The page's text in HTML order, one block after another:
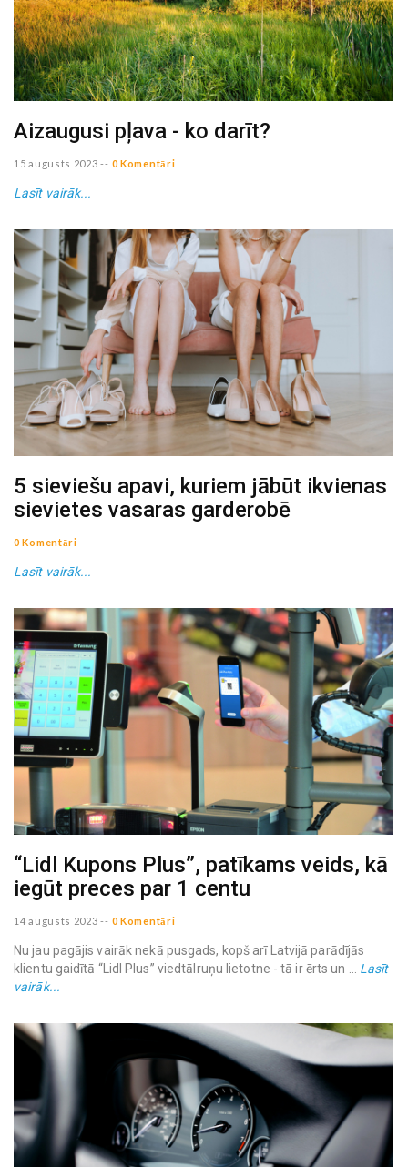
Aizaugusi pļava - ko darīt?
15 augusts 2023 -- 0 Komentāri
Lasīt vairāk...
5 sieviešu apavi, kuriem jābūt ikvienas
sievietes vasaras garderobē
0 Komentāri
Lasīt vairāk...
“Lidl Kupons Plus”, patīkams veids, kā
iegūt preces par 1 centu
14 augusts 2023 -- 0 Komentāri
Nu jau pagājis vairāk nekā pusgads, kopš arī Latvijā parādījās
klientu gaidītā “Lidl Plus” viedtālruņu lietotne - tā ir ērts un ... Lasīt
vairāk...